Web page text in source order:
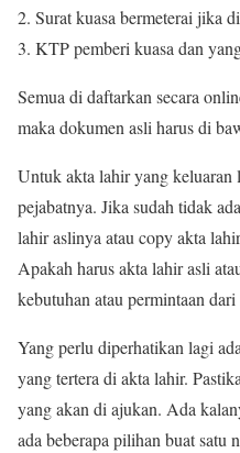
Surat kuasa bermeterai jika
KTP pemberi kuasa dan
Semua di daftarkan secara
maka dokumen asli harus di
Untuk akta lahir yang keluaran
pejabatnya. Jika sudah tidak
lahir aslinya atau copy akta
Apakah harus akta lahir asli
kebutuhan atau permintaan
Yang perlu diperhatikan lagi
yang tertera di akta lahir.
yang akan di ajukan. Ada
ada beberapa pilihan buat satu